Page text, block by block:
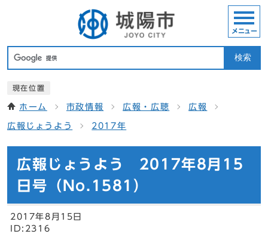
検索
メニュー
現在位置
ホーム 市政情報 広報・広聴 広報
広報じょうよう 2017年
広報じょうよう 2017年8月15
日号（No.1581）
2017年8月15日
ID:2316